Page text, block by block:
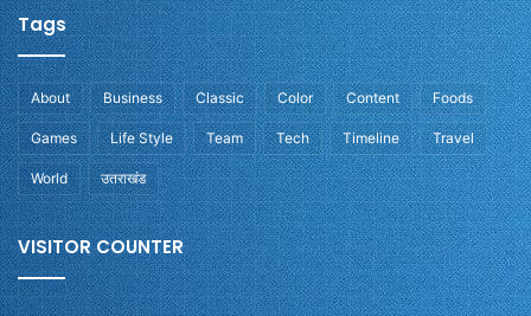
Tags
About Business Classic Color Content Foods
Games Life Style Team Tech Timeline Travel
World उतराखंड
VISITOR COUNTER